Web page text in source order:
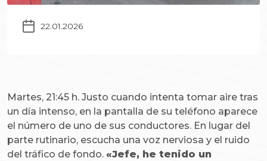
22.01.2026
Martes, 21:45 h. Justo cuando intenta tomar aire tras
un día intenso, en la pantalla de su teléfono aparece
el número de uno de sus conductores. En lugar del
parte rutinario, escucha una voz nerviosa y el ruido
del tráfico de fondo. «Jefe, he tenido un